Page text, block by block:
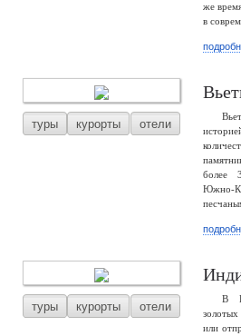
же
в
туры курорты отели
более
Южно-
туры курорты отели
В
или